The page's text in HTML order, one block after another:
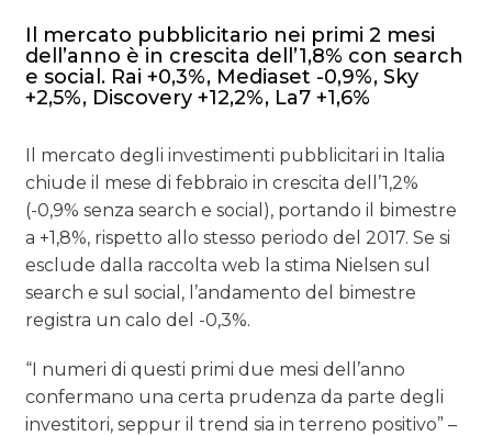
Il mercato pubblicitario nei primi 2 mesi
dell’anno è in crescita dell’1,8% con search
e social. Rai +0,3%, Mediaset -0,9%, Sky
+2,5%, Discovery +12,2%, La7 +1,6%
Il mercato degli investimenti pubblicitari in Italia
chiude il mese di febbraio in crescita dell’1,2%
(-0,9% senza search e social), portando il bimestre
a +1,8%, rispetto allo stesso periodo del 2017. Se si
esclude dalla raccolta web la stima Nielsen sul
search e sul social, l’andamento del bimestre
registra un calo del -0,3%.
“I numeri di questi primi due mesi dell’anno
confermano una certa prudenza da parte degli
investitori, seppur il trend sia in terreno positivo” –